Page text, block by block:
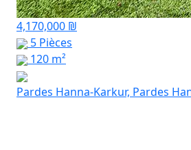
4,170,000 ₪
5 Pièces
120 m²
Pardes Hanna-Karkur, Pardes